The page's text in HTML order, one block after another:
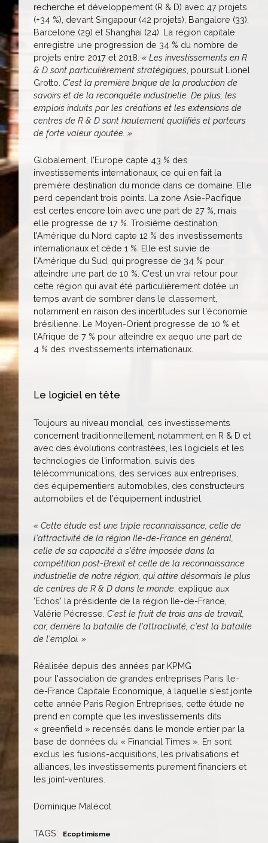
recherche et développement (R & D) avec 47 projets
(+34 %), devant Singapour (42 projets), Bangalore (33),
Barcelone (29) et Shanghai (24). La région capitale
enregistre une progression de 34 % du nombre de
projets entre 2017 et 2018. « Les investissements en R
& D sont particulièrement stratégiques , poursuit Lionel
Grotto. C'est la première brique de la production de
savoirs et de la reconquête industrielle. De plus, les
emplois induits par les créations et les extensions de
centres de R & D sont hautement qualifiés et porteurs
de forte valeur ajoutée. »
Globalement, l'Europe capte 43 % des
investissements internationaux, ce qui en fait la
première destination du monde dans ce domaine. Elle
perd cependant trois points. La zone Asie-Pacifique
est certes encore loin avec une part de 27 %, mais
elle progresse de 17 %. Troisième destination,
l'Amérique du Nord capte 12 % des investissements
internationaux et cède 1 %. Elle est suivie de
l'Amérique du Sud, qui progresse de 34 % pour
atteindre une part de 10 %. C'est un vrai retour pour
cette région qui avait été particulièrement dotée un
temps avant de sombrer dans le classement,
notamment en raison des incertitudes sur l'économie
brésilienne. Le Moyen-Orient progresse de 10 % et
l'Afrique de 7 % pour atteindre ex aequo une part de
4 % des investissements internationaux.
Le logiciel en tête
Toujours au niveau mondial, ces investissements
concernent traditionnellement, notamment en R & D et
avec des évolutions contrastées, les logiciels et les
technologies de l'information, suivis des
télécommunications, des services aux entreprises,
des équipementiers automobiles, des constructeurs
automobiles et de l'équipement industriel.
« Cette étude est une triple reconnaissance, celle de
l'attractivité de la région Ile-de-France en général,
celle de sa capacité à s'être imposée dans la
compétition post-Brexit et celle de la reconnaissance
industrielle de notre région, qui attire désormais le plus
de centres de R & D dans le monde , explique aux
'Echos' la présidente de la région Ile-de-France,
Valérie Pécresse. C'est le fruit de trois ans de travail,
car, derrière la bataille de l'attractivité, c'est la bataille
de l'emploi. »
Réalisée depuis des années par KPMG
pour l'association de grandes entreprises Paris Ile-
de-France Capitale Economique, à laquelle s'est jointe
cette année Paris Region Entreprises, cette étude ne
prend en compte que les investissements dits
« greenfield » recensés dans le monde entier par la
base de données du « Financial Times ». En sont
exclus les fusions-acquisitions, les privatisations et
alliances, les investissements purement financiers et
les joint-ventures.
Dominique Malécot
TAGS: Ecoptimisme